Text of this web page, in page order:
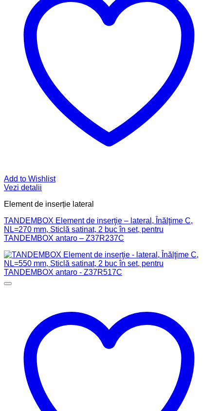
Add to Wishlist
Vezi detalii
Element de inserție lateral
TANDEMBOX Element de inserţie – lateral, Înălţime C,
NL=270 mm, Sticlă satinat, 2 buc în set, pentru
TANDEMBOX antaro – Z37R237C